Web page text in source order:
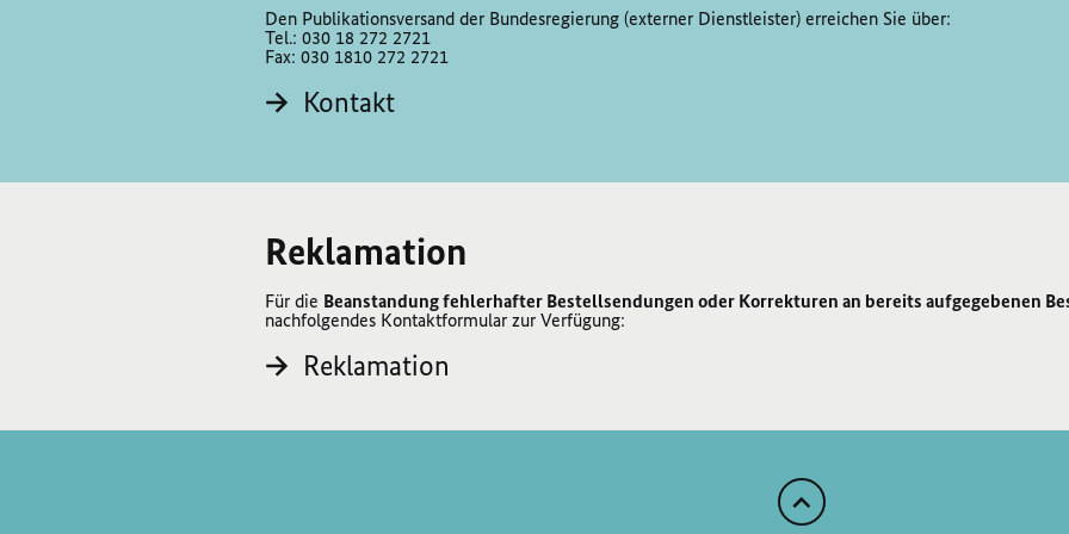
Den Publikationsversand der Bundesregierung (externer Dienstleister) erreichen Sie über:
Tel.: 030 18 272 2721
Fax: 030 1810 272 2721
Kontakt
Reklamation
Für die Beanstandung fehlerhafter Bestellsendungen oder Korrekturen an bereits aufgegebenen
nachfolgendes Kontaktformular zur Verfügung:
Reklamation
Zum